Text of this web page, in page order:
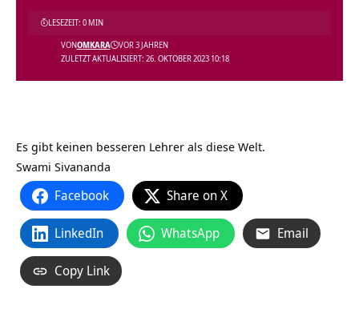
ZULETZT AKTUALISIERT: 26. OKTOBER 2023 10:18
VONOMKARA VOR 3 JAHREN
LESEZEIT: 0 MIN
Es gibt keinen besseren Lehrer als diese Welt.
Swami Sivananda
Facebook Share on X
LinkedIn WhatsApp Email
Copy Link